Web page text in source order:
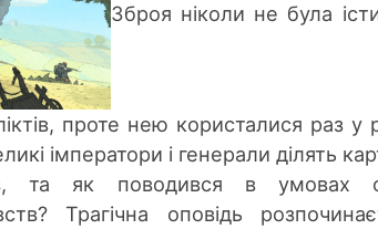
Зброя ніколи не була
проте нею користалися раз
імператори і генерали ділять
та як поводився в умовах
Трагічна оповідь